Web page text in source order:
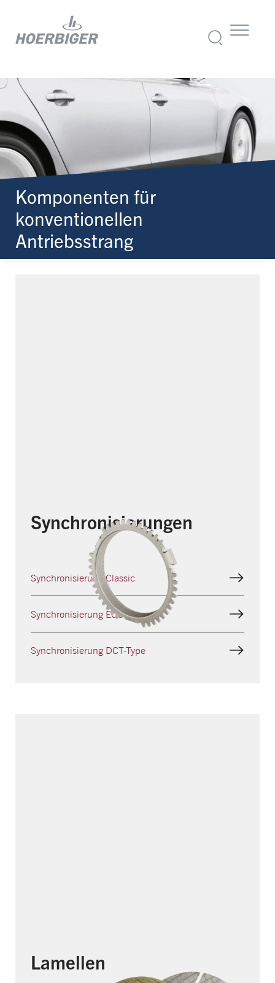
Komponenten für
konventionellen
Antriebsstrang
Synchronisierungen
Synchronisierung Classic
Synchronisierung ECO-Type
Synchronisierung DCT-Type
Lamellen